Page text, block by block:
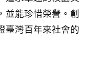
並能珍惜榮譽。創
臺灣百年來社會的